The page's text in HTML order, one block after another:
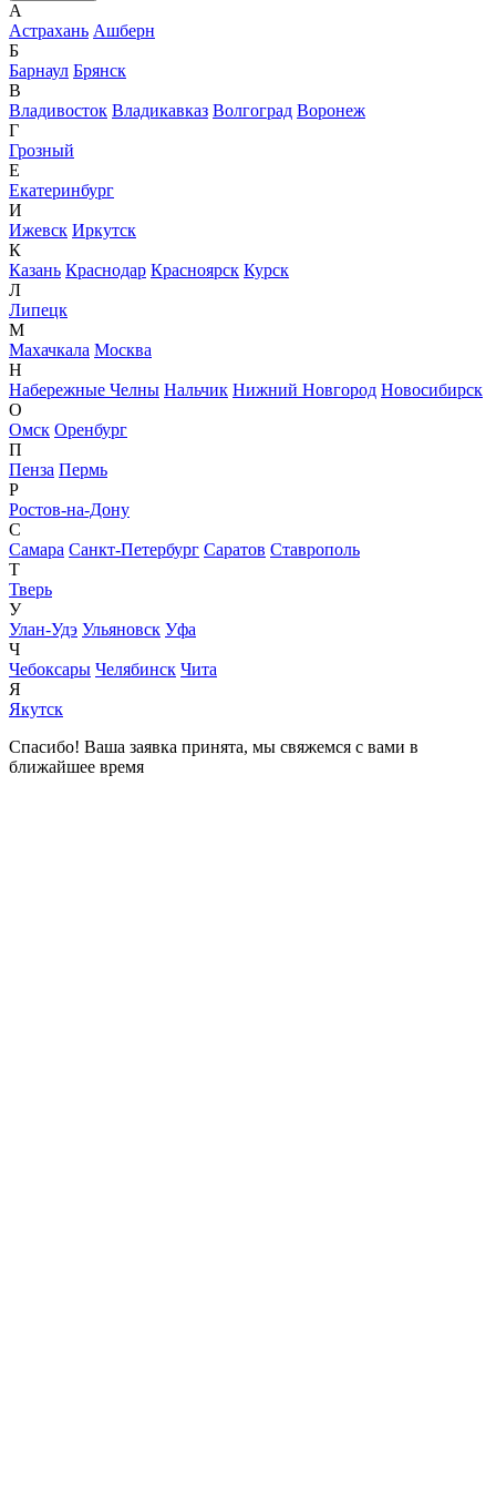
А
Астрахань Ашберн
Б
Барнаул Брянск
В
Владивосток Владикавказ Волгоград Воронеж
Г
Грозный
Е
Екатеринбург
И
Ижевск Иркутск
К
Казань Краснодар Красноярск Курск
Л
Липецк
М
Махачкала Москва
Н
Набережные Челны Нальчик Нижний Новгород Новосибирск
О
Омск Оренбург
П
Пенза Пермь
Р
Ростов-на-Дону
С
Самара Санкт-Петербург Саратов Ставрополь
Т
Тверь
У
Улан-Удэ Ульяновск Уфа
Ч
Чебоксары Челябинск Чита
Я
Якутск
Спасибо! Ваша заявка принята, мы свяжемся с вами в
ближайшее время